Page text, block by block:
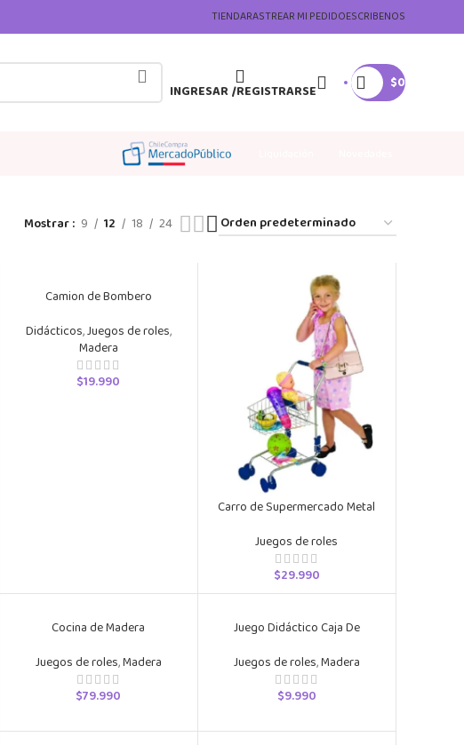
TIENDARASTREAR MI PEDIDOESCRIBENOS
INGRESAR /REGISTRARSE $0
Mostrar 9 12 18 24
Camion de Bombero
Didácticos,Juegos de roles,
Madera
$19.990
Carro de Supermercado Metal
Juegos de roles
$29.990
Cocina de Madera
Juegos de roles,Madera
$79.990
Juego Didáctico Caja De
Juegos de roles,Madera
$9.990